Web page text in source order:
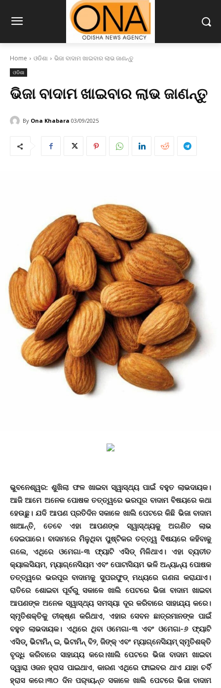
Home ଓଡିଶା ଭିଜା ବାଦାମ ଖାଇବାର ଲାଭ ଜାଣନ୍ତୁ
ଓଡିଶା
ଭିଜା ବାଦାମ ଖାଇବାର ଲାଭ ଜାଣନ୍ତୁ
By Ona Khabara 03/09/2025
ଭୁବନେଶ୍ୱର: ଶୁଖିଲା ଫଳ ଖାଇବା ସ୍ୱାସ୍ଥ୍ୟ ପାଇଁ ବହୁତ ଲାଭଦାୟକ।
ଆଜି ଆମେ ଅନେକ ପୋଷକ ତତ୍ତ୍ୱରେ ଭରପୂର ବାଦାମ ବିଷୟରେ କଥା
ହେଉଛୁ। ଯଦି ଆପଣ ପ୍ରତିଦିନ ସକାଳେ ଖାଲି ପେଟରେ କିଛି ଭିଜା ବାଦାମ
ଖାଆନ୍ତି, ତେବେ ଏହା ଆପଣଙ୍କ ସ୍ୱାସ୍ଥ୍ୟକୁ ଅଗଣିତ ଲାଭ
ଦେଇପାରେ। ବାଦାମରେ ମିଳୁଥିବା ପୁଷ୍ଟିକର ତତ୍ତ୍ୱ ବିଷୟରେ କହିବାକୁ
ଗଲେ, ଏଥିରେ ଓମେଗା-୩ ଫ୍ୟାଟି ଏସିଡ୍ ମିଳିଥାଏ। ଏହା ବ୍ୟତୀତ
କ୍ୟାଲସିୟମ, ମ୍ୟାଗ୍ନେସିୟମ ଏବଂ ପୋଟାସିୟମ ଭଳି ଅନ୍ୟାନ୍ୟ ପୋଷକ
ତତ୍ତ୍ୱରେ ଭରପୂର ବାଦାମକୁ ସୁପରଫୁଡ୍ ମଧ୍ୟରେ ଗଣନା କରାଯାଏ।
ରାତିରେ ଶୋଇବା ପୂର୍ବରୁ ସକାଳେ ଖାଲି ପେଟରେ ଭିଜା ବାଦାମ ଖାଇବା
ଆପଣଙ୍କ ଅନେକ ସ୍ୱାସ୍ଥ୍ୟ ସମସ୍ୟା ଦୂର କରିବାରେ ସାହାଯ୍ୟ କରେ।
ସ୍ମୃତିଶକ୍ତିକୁ ତୀକ୍ଷ୍ଣ କରିଥାଏ, ଏହାର ସେବନ ଛାତ୍ରମାନଙ୍କ ପାଇଁ
ବହୁତ ଲାଭଦାୟକ। ଏଥିରେ ଥିବା ଓମେଗା-୩ ଏବଂ ଓମେଗା-୬ ଫ୍ୟାଟି
ଏସିଡ୍, ଭିଟାମିନ୍ ଇ, ଭିଟାମିନ୍ ବି୨, ଜିଙ୍କ୍ ଏବଂ ମ୍ୟାଗ୍ନେସିୟମ୍ ସ୍ମୃତିଶକ୍ତି
ବୃଦ୍ଧି କରିବାରେ ସାହାଯ୍ୟ କରେ।ଖାଲି ପେଟରେ ଭିଜା ବାଦାମ ଖାଇବା
ଦ୍ୱାରା ଓଜନ ହ୍ରାସ ପାଇଥାଏ, କାରଣ ଏଥିରେ ଫାଇବର ଥାଏ ଯାହା ଚର୍ବି
ହ୍ରାସ କରେ।୩୦ ଦିନ ପର‌୍ୟ୍ୟନ୍ତ ସକାଳେ ଖାଲି ପେଟରେ ଭିଜା ବାଦାମ